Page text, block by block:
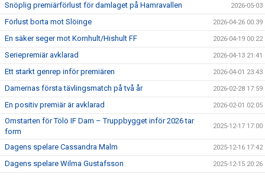
Snöplig premiärförlust för damlaget på Hamravallen 2026-05-03
Förlust borta mot Slöinge 2026-04-26 00:39
En säker seger mot Kornhult/Hishult FF 2026-04-19 00:22
Seriepremiär avklarad 2026-04-13 21:41
Ett starkt genrep inför premiären 2026-04-01 23:43
Damernas första tävlingsmatch på två år 2026-02-28 17:59
En positiv premiär är avklarad 2026-02-01 02:05
Omstarten för Tölö IF Dam – Truppbygget inför 2026 tar
form
2025-12-17 17:00
Dagens spelare Cassandra Malm 2025-12-16 17:42
Dagens spelare Wilma Gustafsson 2025-12-15 20:26